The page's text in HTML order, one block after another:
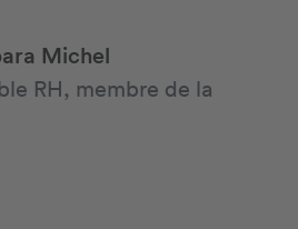
Michel
RH, membre de la